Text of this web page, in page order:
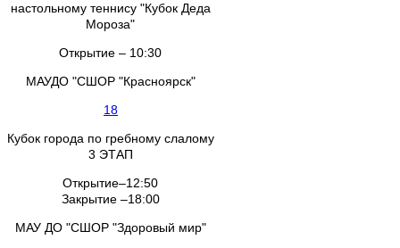
настольному теннису "Кубок Деда
Мороза"
Открытие – 10:30
МАУДО "СШОР "Красноярск"
18
Кубок города по гребному слалому
3 ЭТАП
Открытие–12:50
Закрытие –18:00
МАУ ДО "СШОР "Здоровый мир"